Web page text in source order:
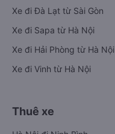
Xe đi Đà Lạt từ Sài Gòn
Xe đi Sapa từ Hà Nội
Xe đi Hải Phòng từ Hà Nội
Xe đi Vinh từ Hà Nội
Thuê xe